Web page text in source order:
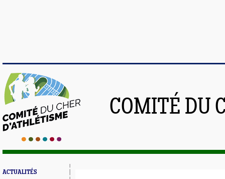
COMITÉ DU
ACTUALITÉS